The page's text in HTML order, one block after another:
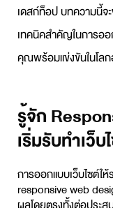
เดสก์ท็อป บทความนี้
เทคนิคสำคัญในการออ
คุณพร้อมแข่งขันในโล
รู้จัก
เริ่มรับทำเว็บ
การออกแบบเว็บไซต์
responsive web